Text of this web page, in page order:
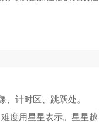
计时区、跳跃处。
度用星星表示。星星越
如春橙光